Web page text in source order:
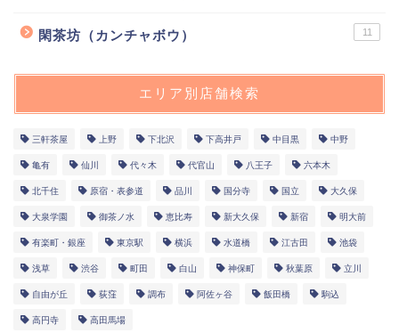
閑茶坊（カンチャボウ） 11
エリア別店舗検索
三軒茶屋 上野 下北沢 下高井戸 中目黒 中野
亀有 仙川 代々木 代官山 八王子 六本木
北千住 原宿・表参道 品川 国分寺 国立 大久保
大泉学園 御茶ノ水 恵比寿 新大久保 新宿 明大前
有楽町・銀座 東京駅 横浜 水道橋 江古田 池袋
浅草 渋谷 町田 白山 神保町 秋葉原 立川
自由が丘 荻窪 調布 阿佐ヶ谷 飯田橋 駒込
高円寺 高田馬場